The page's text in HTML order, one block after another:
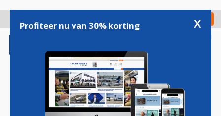
gaan
Check in
Profiteer nu van 30% korting x